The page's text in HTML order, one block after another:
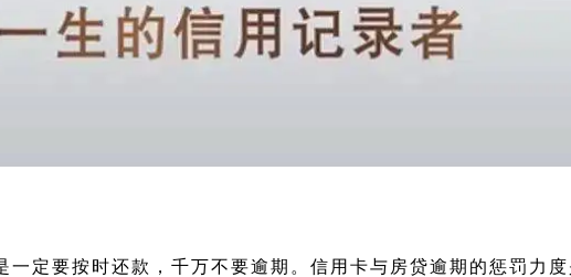
一定要按时还款，千万不要逾期。信用卡与房贷逾期的惩罚力